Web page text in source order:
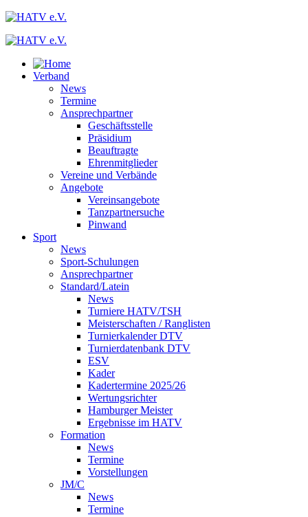
Verband
News
Termine
Ansprechpartner
Geschäftsstelle
Präsidium
Beauftragte
Ehrenmitglieder
Vereine und Verbände
Angebote
Vereinsangebote
Tanzpartnersuche
Pinwand
Sport
News
Sport-Schulungen
Ansprechpartner
Standard/Latein
News
Turniere HATV/TSH
Meisterschaften / Ranglisten
Turnierkalender DTV
Turnierdatenbank DTV
ESV
Kader
Kadertermine 2025/26
Wertungsrichter
Hamburger Meister
Ergebnisse im HATV
Formation
News
Termine
Vorstellungen
JM/C
News
Termine